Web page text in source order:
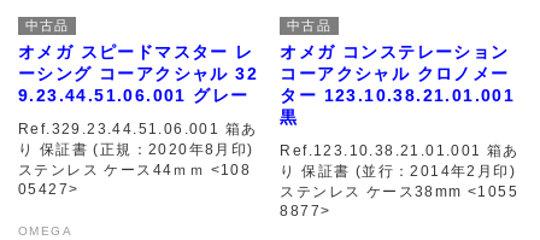
中古品
オメガ スピードマスター レ
ーシング コーアクシャル 32
9.23.44.51.06.001 グレー
Ref.329.23.44.51.06.001 箱あ
り 保証書 (正規：2020年8月印)
ステンレス ケース44ｍｍ <108
05427>
OMEGA
中古品
オメガ コンステレーション
コーアクシャル クロノメー
ター 123.10.38.21.01.001
黒
Ref.123.10.38.21.01.001 箱あ
り 保証書 (並行：2014年2月印)
ステンレス ケース38mm <1055
8877>